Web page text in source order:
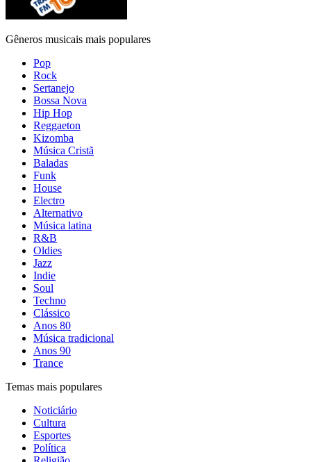
Gêneros musicais mais populares
Pop
Rock
Sertanejo
Bossa Nova
Hip Hop
Reggaeton
Kizomba
Música Cristã
Baladas
Funk
House
Electro
Alternativo
Música latina
R&B
Oldies
Jazz
Indie
Soul
Techno
Clássico
Anos 80
Música tradicional
Anos 90
Trance
Temas mais populares
Noticiário
Cultura
Esportes
Política